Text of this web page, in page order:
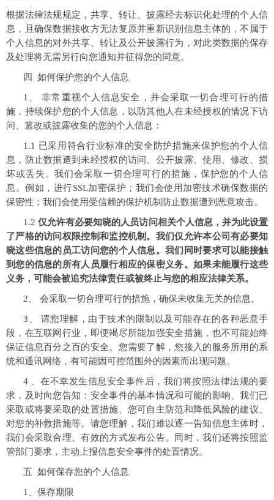
根据法律法规规定，共享、转让、披露经去标识化处理的个人信
息，且确保数据接收方无法复原并重新识别信息主体的，不属于
个人信息的对外共享、转让及公开披露行为，对此类数据的保存
及处理将无需另行向您通知并征得您的同意。
四 如何保护您的个人信息
1、 非常重视个人信息安全，并会采取一切合理可行的措
施，持续保护您的个人信息，以防其他人在未经授权的情况下访
问、篡改或披露收集的您的个人信息：
1.1 已采用符合行业标准的安全防护措施来保护您的个人信
息，防止数据遭到未经授权的访问、公开披露、使用、修改、损
坏或丢失。我们会采取一切合理可行的措施，保护您的个人信
息。例如，进行SSL加密保护；我们会使用加密技术确保数据的
保密性；我们会使用受信赖的保护机制防止数据遭到恶意攻击。
1.2仅允许有必要知晓的人员访问相关个人信息，并为此设置
了严格的访问权限控制和监控机制。我们仅允许本公司有必要知
晓这些信息的员工访问您的个人信息。我们同时要求可以能接触
到您的信息的所有人员履行相应的保密义务。如果未能履行这些
义务，可能会被追究法律责任或被终止与您的相应法律关系。
2、 会采取一切合理可行的措施，确保未收集无关的信息。
3、 请您理解，由于技术的限制以及可能存在的各种恶意手
段，在互联网行业，即便竭尽所能加强安全措施，也不可能始终
保证信息百分之百的安全。您需要了解，您接入的服务所用的系
统和通讯网络，有可能因可控范围外的因素而出现问题。
4 、在不幸发生信息安全事件后，我们将按照法律法规的要
求，及时向您告知：安全事件的基本情况和可能的影响、我们已
采取或将要采取的处置措施、您可自主防范和降低风险的建议、
对您的补救措施等。请您理解，我们难以逐一告知信息主体时，
我们会采取合理、有效的方式发布公告。同时，我们还将按照监
管部门要求，主动上报信息安全事件的处置情况。
五 如何保存您的个人信息
1、保存期限